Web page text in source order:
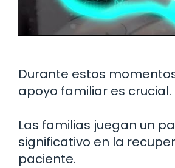
Durante estos
apoyo familiar es crucial.
Las familias juegan un
significativo en la
paciente.